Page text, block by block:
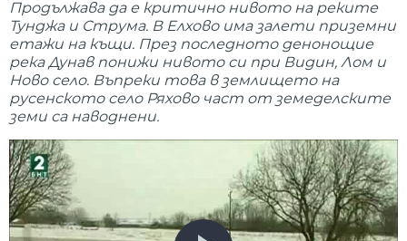
Продължава да е критично нивото на реките
Тунджа и Струма. В Елхово има залети приземни
етажи на къщи. През последното денонощие
река Дунав понижи нивото си при Видин, Лом и
Ново село. Въпреки това в землището на
русенското село Ряхово част от земеделските
земи са наводнени.